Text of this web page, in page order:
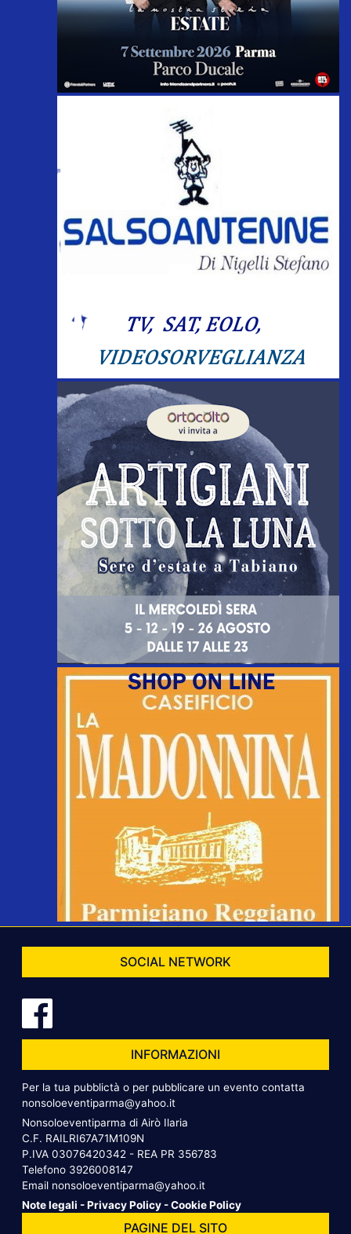
SOCIAL NETWORK
INFORMAZIONI
Per la tua pubblictà o per pubblicare un evento contatta
nonsoloeventiparma@yahoo.it
Nonsoloeventiparma di Airò Ilaria
C.F. RAILRI67A71M109N
P.IVA 03076420342 - REA PR 356783
Telefono 3926008147
Email nonsoloeventiparma@yahoo.it
Note legali -Privacy Policy -Cookie Policy
PAGINE DEL SITO